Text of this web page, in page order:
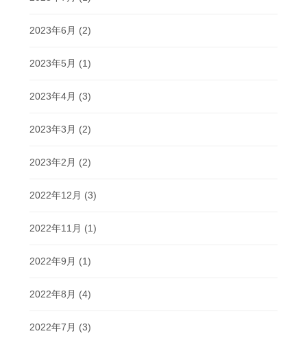
2023年6月 (2)
2023年5月 (1)
2023年4月 (3)
2023年3月 (2)
2023年2月 (2)
2022年12月 (3)
2022年11月 (1)
2022年9月 (1)
2022年8月 (4)
2022年7月 (3)